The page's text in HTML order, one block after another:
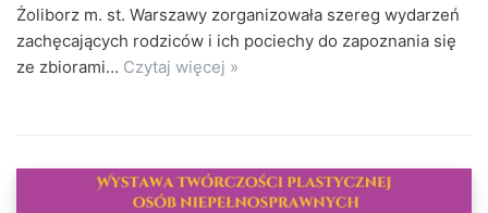
Żoliborz m. st. Warszawy zorganizowała szereg wydarzeń
zachęcających rodziców i ich pociechy do zapoznania się
ze zbiorami… Czytaj więcej »